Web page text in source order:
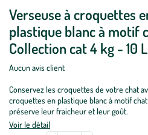
Verseuse à croquettes
plastique blanc à motif
Collection cat 4 kg - 10 L
Aucun avis client
Conservez les croquettes de votre chat
croquettes en plastique blanc à motif
préserve leur fraicheur et leur goût.
Voir le détail
jour
jour